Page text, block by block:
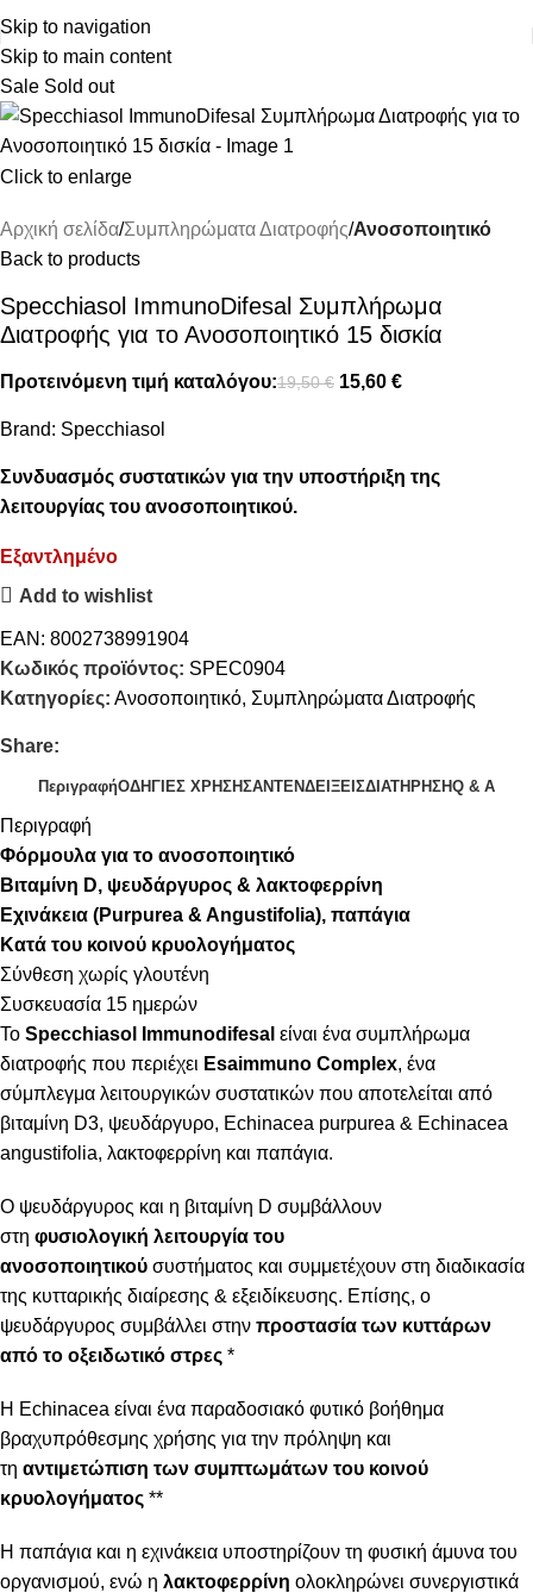
Skip to navigation
Skip to main content
ΔΩΡΕΑΝ ΜΕΤΑΦΟΡΙΚΑ ΑΝΩ ΤΩΝ 45€
Sale Sold out
Click to enlarge
Αρχική σελίδα Συμπληρώματα Διατροφής Ανοσοποιητικό
Back to products
Specchiasol ImmunoDifesal Συμπλήρωμα
Διατροφής για το Ανοσοποιητικό 15 δισκία
Προτεινόμενη τιμή καταλόγου:19,50€ 15,60 €
Brand: Specchiasol
Συνδυασμός συστατικών για την υποστήριξη της
λειτουργίας του ανοσοποιητικού.
Εξαντλημένο
Add to wishlist
EAN: 8002738991904
Κωδικός προϊόντος: SPEC0904
Κατηγορίες: Ανοσοποιητικό, Συμπληρώματα Διατροφής
Share:
ΠεριγραφήΟΔΗΓΙΕΣ ΧΡΗΣΗΣΑΝΤΕΝΔΕΙΞΕΙΣΔΙΑΤΗΡΗΣΗQ & A
Περιγραφή
Φόρμουλα για το ανοσοποιητικό
Βιταμίνη D, ψευδάργυρος & λακτοφερρίνη
Εχινάκεια (Purpurea & Angustifolia), παπάγια
Κατά του κοινού κρυολογήματος
Σύνθεση χωρίς γλουτένη
Συσκευασία 15 ημερών
Το Specchiasol Immunodifesal είναι ένα συμπλήρωμα
διατροφής που περιέχει Esaimmuno Complex, ένα
σύμπλεγμα λειτουργικών συστατικών που αποτελείται από
βιταμίνη D3, ψευδάργυρο, Echinacea purpurea & Echinacea
angustifolia, λακτοφερρίνη και παπάγια.
Ο ψευδάργυρος και η βιταμίνη D συμβάλλουν
στη φυσιολογική λειτουργία του
ανοσοποιητικού συστήματος και συμμετέχουν στη διαδικασία
της κυτταρικής διαίρεσης & εξειδίκευσης. Επίσης, ο
ψευδάργυρος συμβάλλει στην προστασία των κυττάρων
από το οξειδωτικό στρες *
Η Echinacea είναι ένα παραδοσιακό φυτικό βοήθημα
βραχυπρόθεσμης χρήσης για την πρόληψη και
τη αντιμετώπιση των συμπτωμάτων του κοινού
κρυολογήματος **
Η παπάγια και η εχινάκεια υποστηρίζουν τη φυσική άμυνα του
οργανισμού, ενώ η λακτοφερρίνη ολοκληρώνει συνεργιστικά